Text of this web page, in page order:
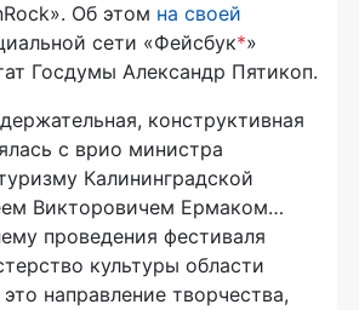
Об этом на своей
сети «Фейсбук*»
Госдумы Александр Пятикоп.
конструктивная
с врио министра
Калининградской
Викторовичем Ермаком…
проведения фестиваля
культуры области
направление творчества,